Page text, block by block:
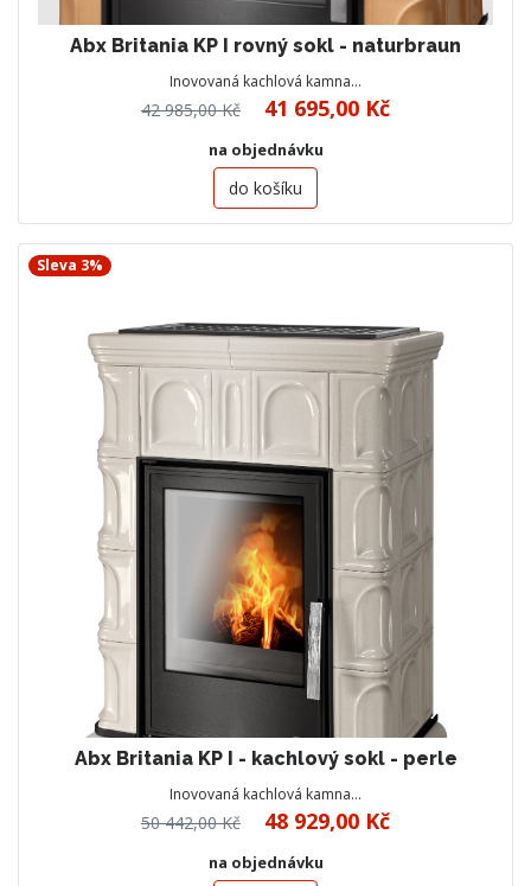
Abx Britania KP I rovný sokl - naturbraun
Inovovaná kachlová kamna…
42 985,00 Kč 41 695,00 Kč
na objednávku
do košíku
Sleva 3%
Abx Britania KP I - kachlový sokl - perle
Inovovaná kachlová kamna…
50 442,00 Kč 48 929,00 Kč
na objednávku